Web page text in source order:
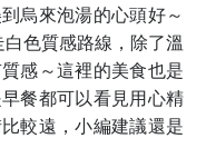
烏來泡湯的心頭好～
色質感路線，除了溫
感～這裡的美食也是
餐都可以看見用心精
較遠，小編建議還是